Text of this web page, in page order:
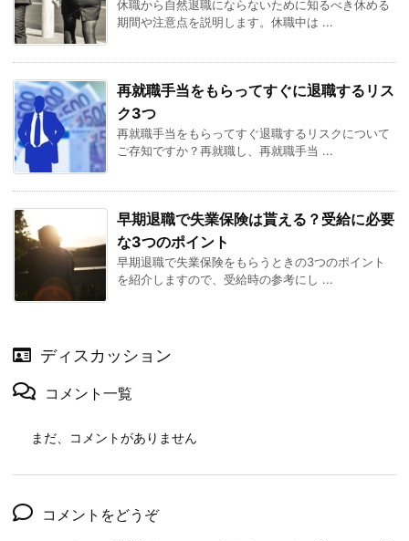
休職から自然退職にならないために知るべき休める
期間や注意点を説明します。休職中は ...
再就職手当をもらってすぐに退職するリス
ク3つ
再就職手当をもらってすぐ退職するリスクについて
ご存知ですか？再就職し、再就職手当 ...
早期退職で失業保険は貰える？受給に必要
な3つのポイント
早期退職で失業保険をもらうときの3つのポイント
を紹介しますので、受給時の参考にし ...
ディスカッション
コメント一覧
まだ、コメントがありません
コメントをどうぞ